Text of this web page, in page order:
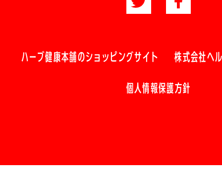
ハーブ健康本舗のショッピングサイト 株式会社ヘ
個人情報保護方針